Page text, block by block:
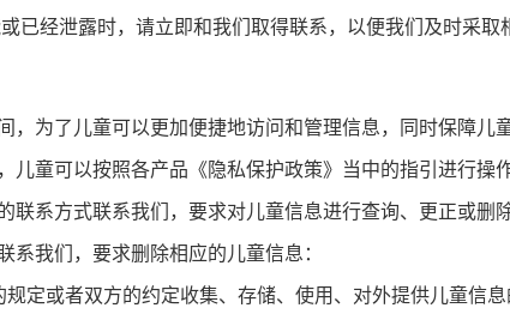
已经泄露时，请立即和我们取得联系，以便我们及时采取
，为了儿童可以更加便捷地访问和管理信息，同时保障儿
儿童可以按照各产品《隐私保护政策》当中的指引进行操
联系方式联系我们，要求对儿童信息进行查询、更正或删除
系我们，要求删除相应的儿童信息：
规定或者双方的约定收集、存储、使用、对外提供儿童信息